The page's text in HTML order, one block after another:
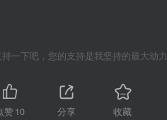
一下吧，您的支持是我坚持的最大动力
赞10 分享 收藏